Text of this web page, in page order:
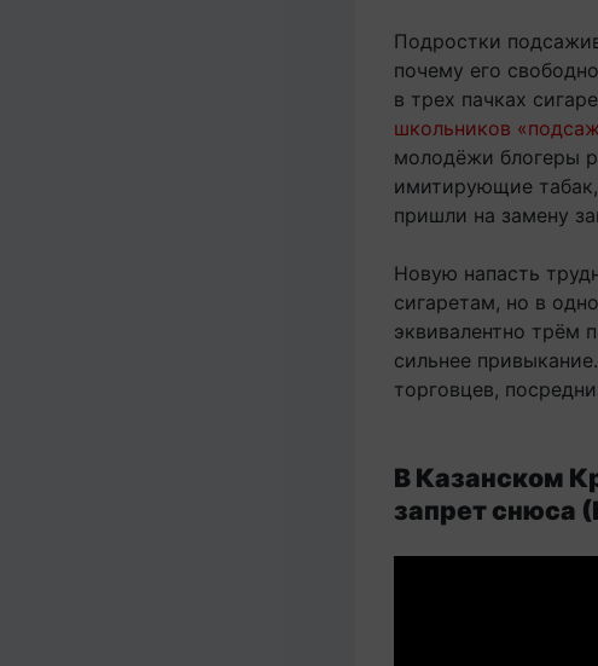
Подростки
почему его
в трех пачках
школьников
молодёжи блогеры
имитирующие
пришли на замену
Новую напасть
сигаретам, но в
эквивалентно трём
сильнее
торговцев,
В Казанском
запрет снюса